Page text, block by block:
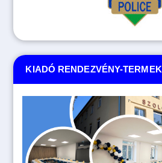
KIADÓ RENDEZVÉNY-TERMEK